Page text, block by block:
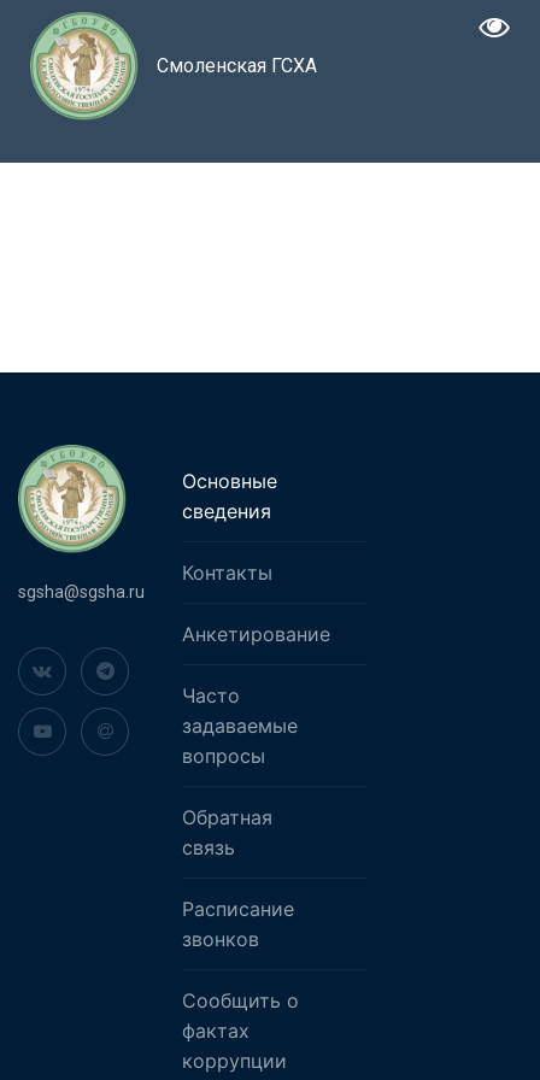
Смоленская ГСХА
sgsha@sgsha.ru
Основные
сведения
Контакты
Анкетирование
Часто
задаваемые
вопросы
Обратная
связь
Расписание
звонков
Сообщить о
фактах
коррупции